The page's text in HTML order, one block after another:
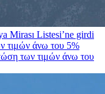
Mirası Listesi’ne girdi
των τιμών άνω του